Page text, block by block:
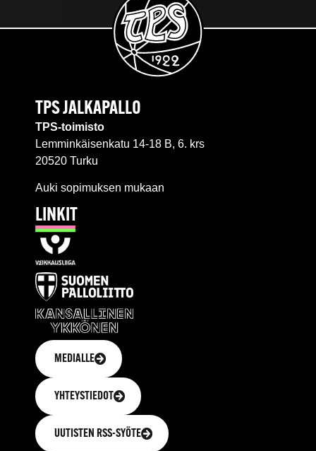
TPS JALKAPALLO
TPS-toimisto
Lemminkäisenkatu 14-18 B, 6. krs
20520 Turku
Auki sopimuksen mukaan
LINKIT
MEDIALLE
YHTEYSTIEDOT
UUTISTEN RSS-SYÖTE